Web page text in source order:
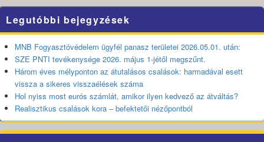
Legutóbbi bejegyzések
MNB Fogyasztóvédelem ügyfél panasz területei 2026.05.01. után:
SZE PNTI tevékenysége 2026. május 1-jétől megszűnt.
Három éves mélyponton az átutalásos csalások: harmadával esett
vissza a sikeres visszaélések száma
Hol nyiss most eurós számlát, amikor ilyen kedvező az átváltás?
Realisztikus csalások kora – befektetői nézőpontból